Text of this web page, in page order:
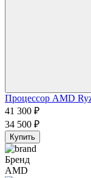
Процессор AMD
41 300 ₽
34 500 ₽
Купить
Бренд
AMD